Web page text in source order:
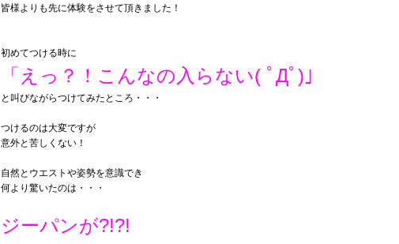
皆様よりも先に体験をさせて頂きました！
初めてつける時に
「えっ？！こんなの入らない( ﾟДﾟ)」
と叫びながらつけてみたところ・・・
つけるのは大変ですが
意外と苦しくない！
自然とウエストや姿勢を意識でき
何より驚いたのは・・・
ジーパンが?!?!